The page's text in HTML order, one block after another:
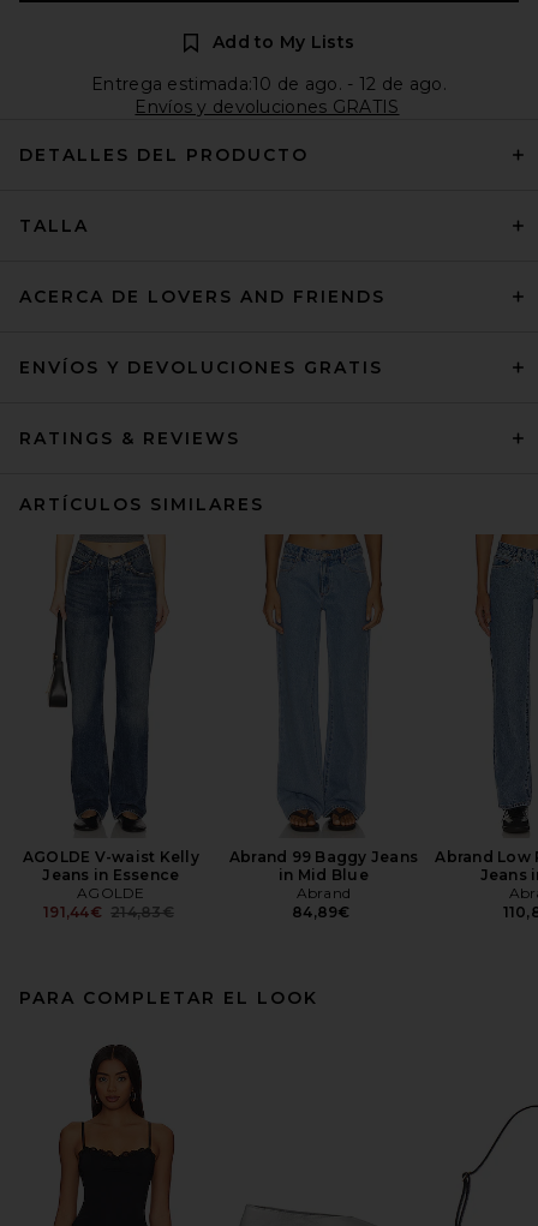
Add to My Lists
Entrega estimada:10 de ago. - 12 de ago.
Envíos y devoluciones GRATIS
DETALLES DEL PRODUCTO
TALLA
ACERCA DE LOVERS AND FRIENDS
ENVÍOS Y DEVOLUCIONES GRATIS
RATINGS & REVIEWS
ARTÍCULOS SIMILARES
AGOLDE V-waist Kelly
Jeans in Essence
AGOLDE
191,44€ Previous price:
214,83€
Abrand 99 Baggy Jeans
in Mid Blue
Abrand
84,89€
Abrand Low
Jeans
PARA COMPLETAR EL LOOK